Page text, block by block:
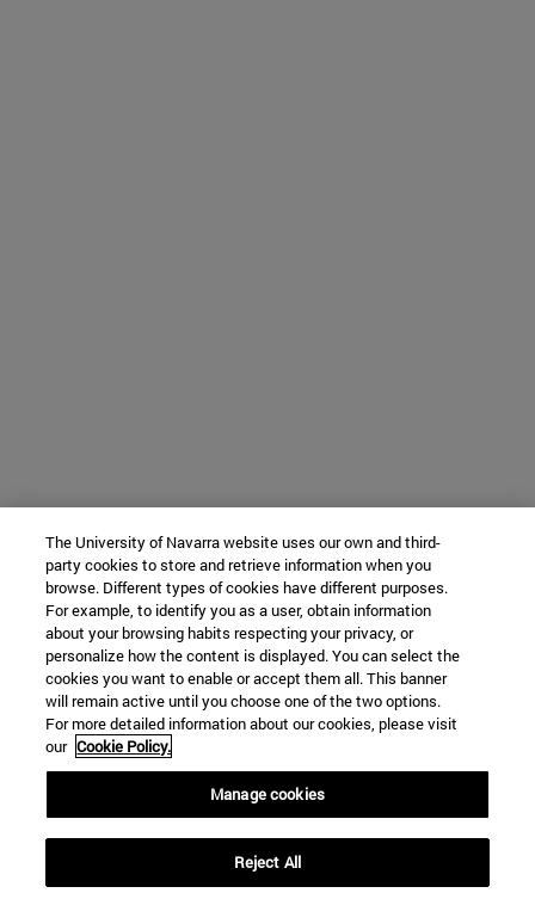
The University of Navarra website uses our own and third-
party cookies to store and retrieve information when you
browse. Different types of cookies have different purposes.
For example, to identify you as a user, obtain information
about your browsing habits respecting your privacy, or
personalize how the content is displayed. You can select the
cookies you want to enable or accept them all. This banner
will remain active until you choose one of the two options.
For more detailed information about our cookies, please visit
our Cookie Policy.
Manage cookies
Reject All